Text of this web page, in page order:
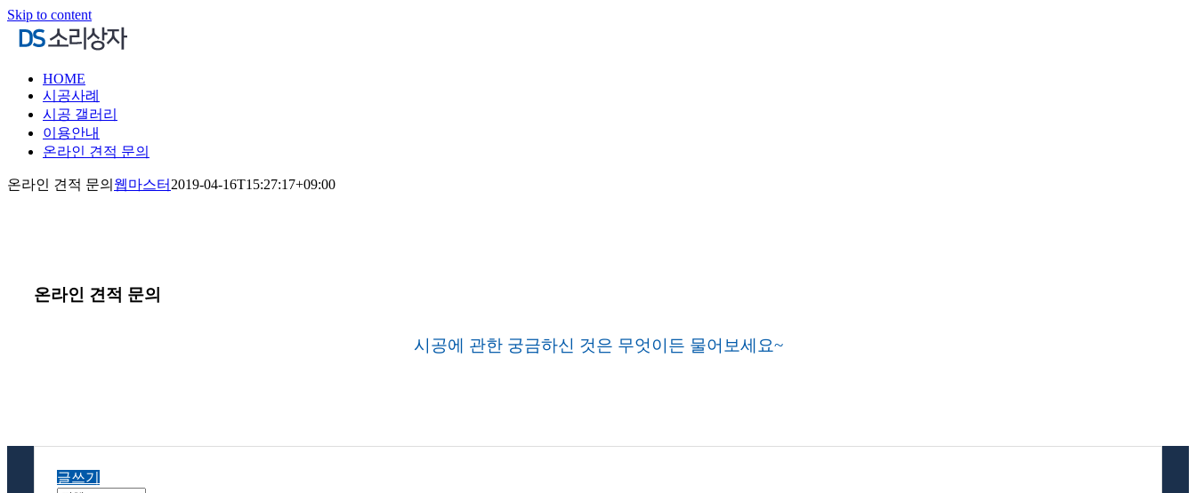
Skip to content
HOME
시공사례
시공 갤러리
이용안내
온라인 견적 문의
온라인 견적 문의 웹마스터 2019-04-16T15:27:17+09:00
온라인 견적 문의
시공에 관한 궁금하신 것은 무엇이든 물어보세요~
글쓰기